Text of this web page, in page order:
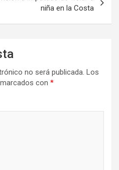
niña en la Costa
no será publicada. Los
con *